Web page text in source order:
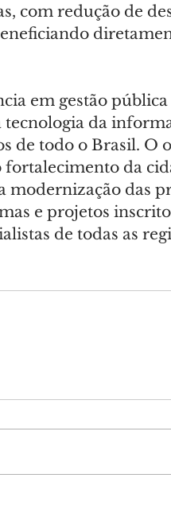
com redução de
em gestão
da
de todo o Brasil. O
da
modernização das
e projetos
de todas as